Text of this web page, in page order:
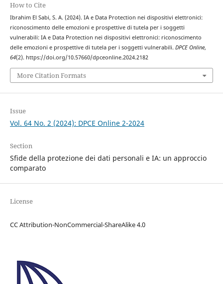
How to Cite
Ibrahim El Sabi, S. A. (2024). IA e Data Protection nei dispositivi elettronici:
riconoscimento delle emozioni e prospettive di tutela per i soggetti
vulnerabili: IA e Data Protection nei dispositivi elettronici: riconoscimento
delle emozioni e prospettive di tutela per i soggetti vulnerabili. DPCE Online,
64(2). https://doi.org/10.57660/dpceonline.2024.2182
More Citation Formats
Issue
Vol. 64 No. 2 (2024): DPCE Online 2-2024
Section
Sfide della protezione dei dati personali e IA: un approccio
comparato
License
CC Attribution-NonCommercial-ShareAlike 4.0